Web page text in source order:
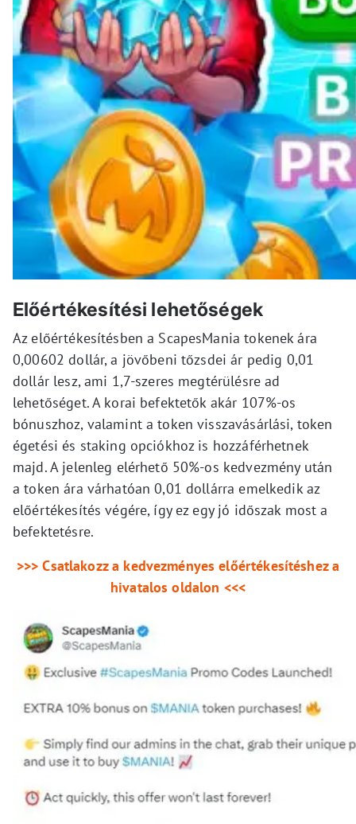
Előértékesítési lehetőségek
Az előértékesítésben a ScapesMania tokenek ára
0,00602 dollár, a jövőbeni tőzsdei ár pedig 0,01
dollár lesz, ami 1,7-szeres megtérülésre ad
lehetőséget. A korai befektetők akár 107%-os
bónuszhoz, valamint a token visszavásárlási, token
égetési és staking opciókhoz is hozzáférhetnek
majd. A jelenleg elérhető 50%-os kedvezmény után
a token ára várhatóan 0,01 dollárra emelkedik az
előértékesítés végére, így ez egy jó időszak most a
befektetésre.
>>> Csatlakozz a kedvezményes előértékesítéshez a
hivatalos oldalon <<<